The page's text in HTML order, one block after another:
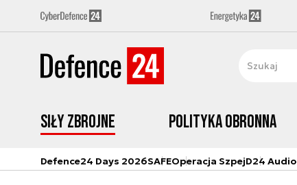
Siły zbrojne Polityka obronna
Defence24 Days 2026SAFEOperacja SzpejD24 Audio